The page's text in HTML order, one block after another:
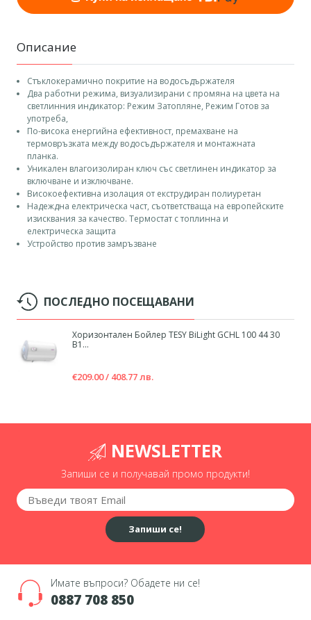
Описание
Стъклокерамично покритие на водосъдържателя
Два работни режима, визуализирани с промяна на цвета на
светлинния индикатор: Режим Затопляне, Режим Готов за
употреба,
По-висока енергийна ефективност, премахване на
термовръзката между водосъдържателя и монтажната
планка.
Уникален влагоизолиран ключ със светлинен индикатор за
включване и изключване.
Високоефективна изолация от екструдиран полиуретан
Надеждна електрическа част, съответстваща на европейските
изисквания за качество. Термостат с топлинна и
електрическа защита
Устройство против замръзване
ПОСЛЕДНО ПОСЕЩАВАНИ
Хоризонтален Бойлер TESY BiLight GCHL 100 44 30
B1...
€209.00 / 408.77 лв.
NEWSLETTER
Запиши се и получавай промо продукти!
Запиши се!
Имате въпроси? Обадете ни се!
0887 708 850